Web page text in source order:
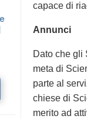
capace di
Annunci
Dato che gli
meta di
parte al
chiese di
merito ad